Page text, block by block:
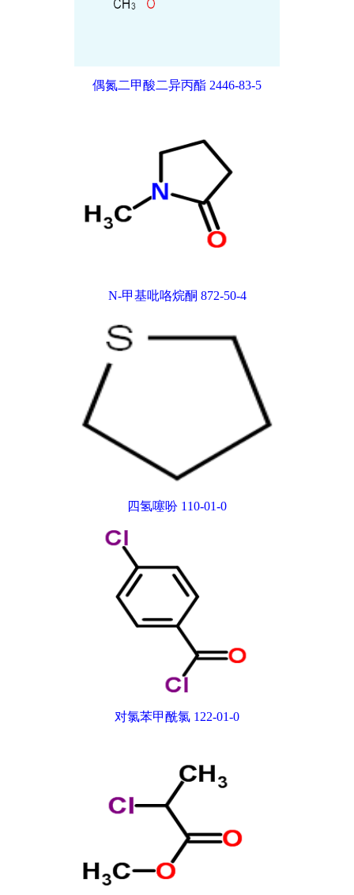
偶氮二甲酸二异丙酯 2446-83-5
N-甲基吡咯烷酮 872-50-4
四氢噻吩 110-01-0
对氯苯甲酰氯 122-01-0